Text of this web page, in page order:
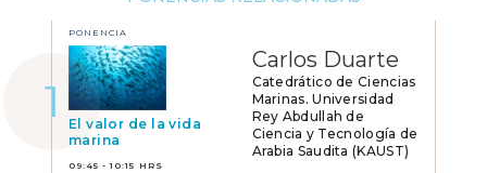
PONENCIA
El valor de la vida
marina
09:45 - 10:15 HRS
Carlos Duarte
Catedrático de Ciencias
Marinas. Universidad
Rey Abdullah de
Ciencia y Tecnología de
Arabia Saudita (KAUST)